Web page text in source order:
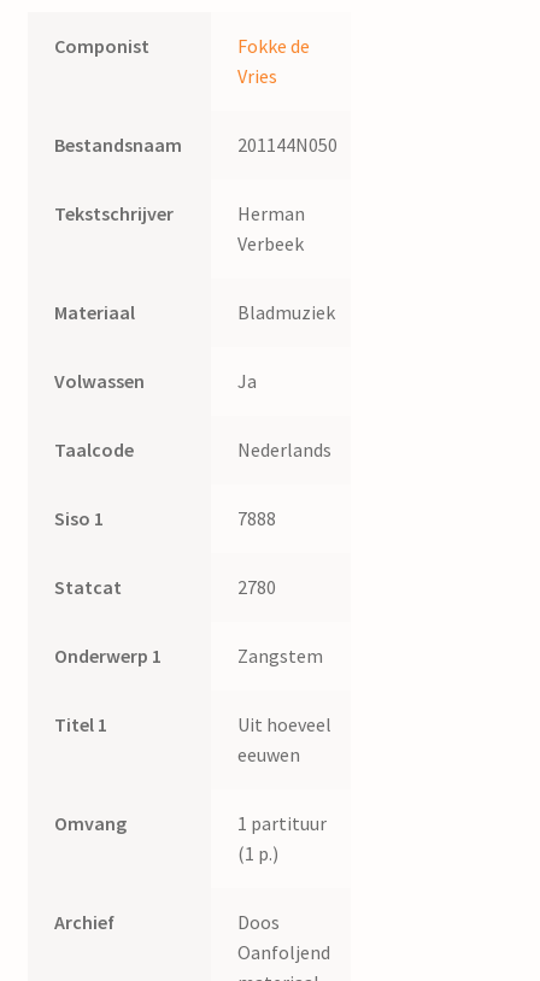
Componist
Fokke de
Vries
Bestandsnaam 201144N050
Tekstschrijver
Herman
Verbeek
Materiaal Bladmuziek
Volwassen Ja
Taalcode Nederlands
Siso 1 7888
Statcat 2780
Onderwerp 1 Zangstem
Titel 1
Uit hoeveel
eeuwen
Omvang
1 partituur
(1 p.)
Archief
Doos
Oanfoljend